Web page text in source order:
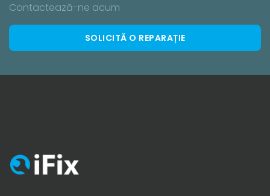
Contactează-ne acum
SOLICITĂ O REPARAȚIE